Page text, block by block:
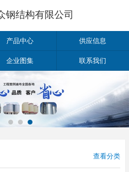
钢结构有限公司
产品中心 供应信息
企业图集 联系我们
查看分类